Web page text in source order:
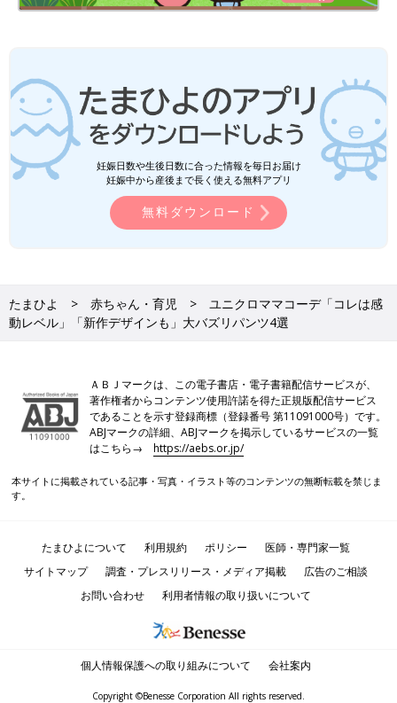
妊娠日数や生後日数に合った情報を毎日お届け
妊娠中から産後まで長く使える無料アプリ
無料ダウンロード
たまひよ 赤ちゃん・育児
ユニクロママコーデ「コレは感
動レベル」「新作デザインも」大バズリパンツ4選
ＡＢＪマークは、この電子書店・電子書籍配信サービスが、
著作権者からコンテンツ使用許諾を得た正規版配信サービス
であることを示す登録商標（登録番号 第11091000号）です。
ABJマークの詳細、ABJマークを掲示しているサービスの一覧
はこちら→https://aebs.or.jp/
本サイトに掲載されている記事・写真・イラスト等のコンテンツの無断転載を禁じま
す。
たまひよについて 利用規約 ポリシー
医師・専門家一覧
サイトマップ
調査・プレスリリース・メディア掲載
広告のご相談
お問い合わせ
利用者情報の取り扱いについて
個人情報保護への取り組みについて 会社案内
Copyright ©Benesse Corporation All rights reserved.